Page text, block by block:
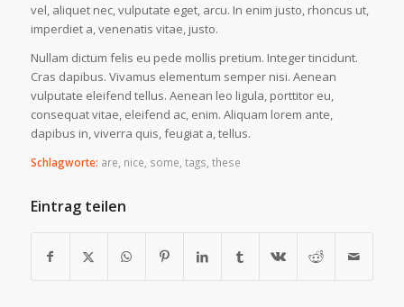
vel, aliquet nec, vulputate eget, arcu. In enim justo, rhoncus ut,
imperdiet a, venenatis vitae, justo.
Nullam dictum felis eu pede mollis pretium. Integer tincidunt.
Cras dapibus. Vivamus elementum semper nisi. Aenean
vulputate eleifend tellus. Aenean leo ligula, porttitor eu,
consequat vitae, eleifend ac, enim. Aliquam lorem ante,
dapibus in, viverra quis, feugiat a, tellus.
Schlagworte: are nice some tags these
Eintrag teilen